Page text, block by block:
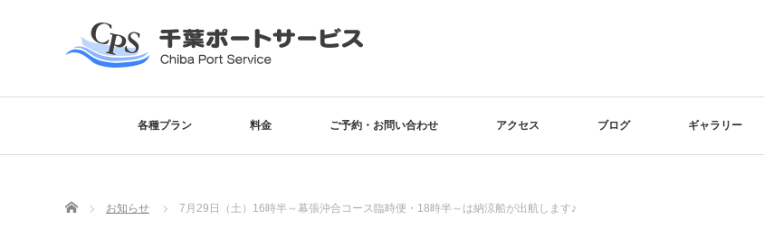
各種プラン 料金 ご予約・お問い合わせ アクセス ブログ ギャラリー
Home お知らせ 7月29日（土）16時半～幕張沖合コース臨時便・18時半～は納涼船が出航します♪